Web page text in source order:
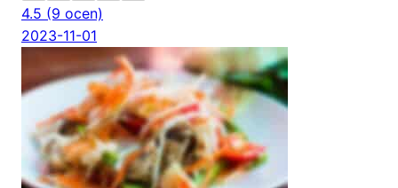
4.5 (9 ocen)
2023-11-01